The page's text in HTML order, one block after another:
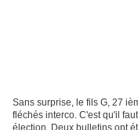
Sans surprise, le fils G, 27
fléchés interco. C'est qu'il
élection. Deux bulletins ont